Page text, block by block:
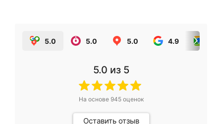
5.0 5.0 5.0 4.9
5.0 из 5
На основе 945оценок
Оставить отзыв